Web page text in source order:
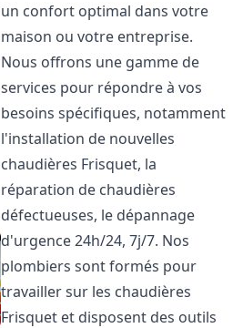
un confort optimal dans votre
maison ou votre entreprise.
Nous offrons une gamme de
services pour répondre à vos
besoins spécifiques, notamment
l'installation de nouvelles
chaudières Frisquet, la
réparation de chaudières
défectueuses, le dépannage
d'urgence 24h/24, 7j/7. Nos
plombiers sont formés pour
travailler sur les chaudières
Frisquet et disposent des outils